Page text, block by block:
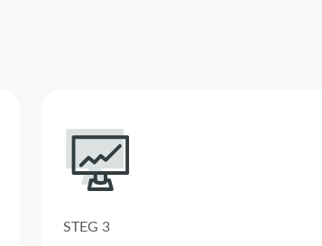
STEG 3